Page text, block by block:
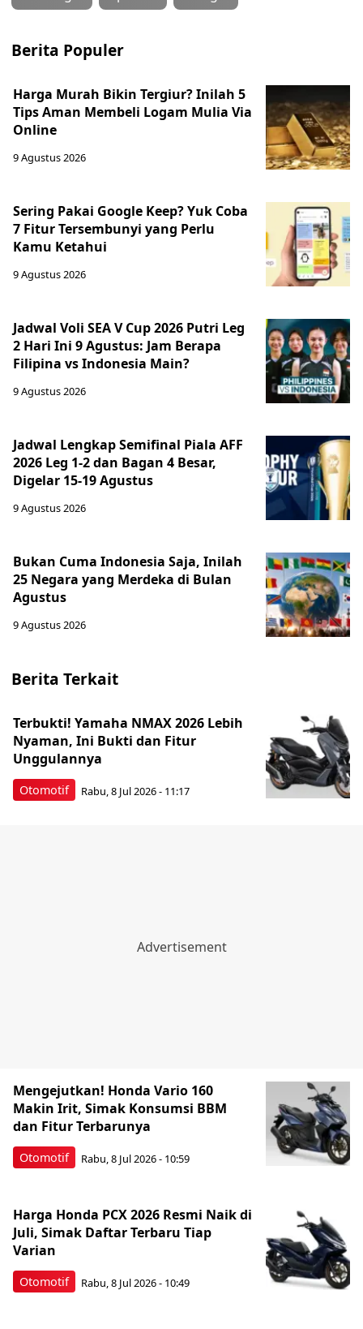
Berita Populer
Harga Murah Bikin Tergiur? Inilah 5
Tips Aman Membeli Logam Mulia Via
Online
9 Agustus 2026
Sering Pakai Google Keep? Yuk Coba
7 Fitur Tersembunyi yang Perlu
Kamu Ketahui
9 Agustus 2026
Jadwal Voli SEA V Cup 2026 Putri Leg
2 Hari Ini 9 Agustus: Jam Berapa
Filipina vs Indonesia Main?
9 Agustus 2026
Jadwal Lengkap Semifinal Piala AFF
2026 Leg 1-2 dan Bagan 4 Besar,
Digelar 15-19 Agustus
9 Agustus 2026
Bukan Cuma Indonesia Saja, Inilah
25 Negara yang Merdeka di Bulan
Agustus
9 Agustus 2026
Berita Terkait
Otomotif
Terbukti! Yamaha NMAX 2026 Lebih
Nyaman, Ini Bukti dan Fitur
Unggulannya
Rabu, 8 Jul 2026 - 11:17
Otomotif
Mengejutkan! Honda Vario 160
Makin Irit, Simak Konsumsi BBM
dan Fitur Terbarunya
Rabu, 8 Jul 2026 - 10:59
Otomotif
Harga Honda PCX 2026 Resmi Naik di
Juli, Simak Daftar Terbaru Tiap
Varian
Rabu, 8 Jul 2026 - 10:49